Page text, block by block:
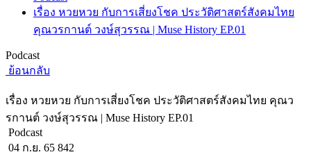
เรื่อง หวยหวย กับการเสี่ยงโชค ประวัติศาสตร์สังคมไทย
คุณวรกานต์ วงษ์สุวรรณ | Muse History EP.01
Podcast
ย้อนกลับ
เรื่อง หวยหวย กับการเสี่ยงโชค ประวัติศาสตร์สังคมไทย คุณว
รกานต์ วงษ์สุวรรณ | Muse History EP.01
Podcast
04 ก.ย. 65 842